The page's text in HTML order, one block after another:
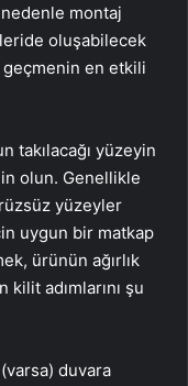
montaj
oluşabilecek
geçmenin en etkili
takılacağı yüzeyin
olun. Genellikle
yüzeyler
uygun bir matkap
ürünün ağırlık
kilit adımlarını şu
duvara